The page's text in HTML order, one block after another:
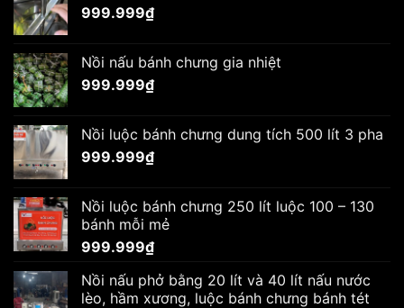
999.999₫
Nồi nấu bánh chưng gia nhiệt
999.999₫
Nồi luộc bánh chưng dung tích 500 lít 3 pha
999.999₫
Nồi luộc bánh chưng 250 lít luộc 100 – 130
bánh mỗi mẻ
999.999₫
Nồi nấu phở bằng 20 lít và 40 lít nấu nước
lèo, hầm xương, luộc bánh chưng bánh tét